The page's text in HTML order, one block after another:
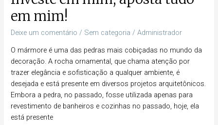
em mim!
Deixe um comentário / Sem categoria /Administrador
O mármore é uma das pedras mais cobiçadas no mundo da
decoração. A rocha ornamental, que chama atenção por
trazer elegância e sofisticação a qualquer ambiente, é
desejada e está presente em diversos projetos arquitetônicos.
Embora a pedra, no passado, fosse utilizada apenas para
revestimento de banheiros e cozinhas no passado, hoje, ela
está presente